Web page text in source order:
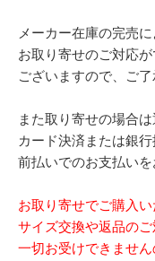
メーカー在庫の完売に
お取り寄せのご対応
ございますので、ご了
また取り寄せの場合
カード決済または銀
前払いでのお支払いを
お取り寄せでご購入
サイズ交換や返品のご
一切お受けできませ